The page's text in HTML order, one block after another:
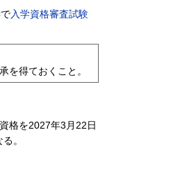
入学資格審査試験
を得ておくこと。
格を2027年3⽉22⽇
。